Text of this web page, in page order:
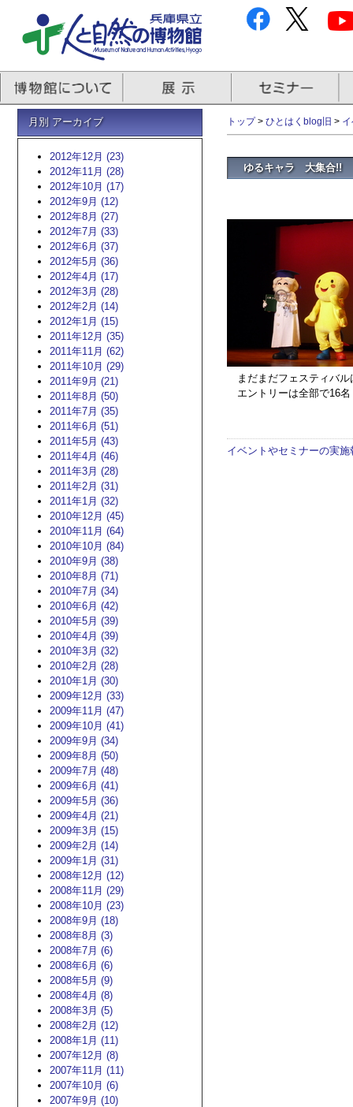
月別 アーカイブ
2012年12月 (23)
2012年11月 (28)
2012年10月 (17)
2012年9月 (12)
2012年8月 (27)
2012年7月 (33)
2012年6月 (37)
2012年5月 (36)
2012年4月 (17)
2012年3月 (28)
2012年2月 (14)
2012年1月 (15)
2011年12月 (35)
2011年11月 (62)
2011年10月 (29)
2011年9月 (21)
2011年8月 (50)
2011年7月 (35)
2011年6月 (51)
2011年5月 (43)
2011年4月 (46)
2011年3月 (28)
2011年2月 (31)
2011年1月 (32)
2010年12月 (45)
2010年11月 (64)
2010年10月 (84)
2010年9月 (38)
2010年8月 (71)
2010年7月 (34)
2010年6月 (42)
2010年5月 (39)
2010年4月 (39)
2010年3月 (32)
2010年2月 (28)
2010年1月 (30)
2009年12月 (33)
2009年11月 (47)
2009年10月 (41)
2009年9月 (34)
2009年8月 (50)
2009年7月 (48)
2009年6月 (41)
2009年5月 (36)
2009年4月 (21)
2009年3月 (15)
2009年2月 (14)
2009年1月 (31)
2008年12月 (12)
2008年11月 (29)
2008年10月 (23)
2008年9月 (18)
2008年8月 (3)
2008年7月 (6)
2008年6月 (6)
2008年5月 (9)
2008年4月 (8)
2008年3月 (5)
2008年2月 (12)
2008年1月 (11)
2007年12月 (8)
2007年11月 (11)
2007年10月 (6)
2007年9月 (10)
トップ> ひとはくblog旧 >
ゆるキャラ 大集合!!
まだまだフェスティバ
エントリーは全部で
イベントやセミナーの実施